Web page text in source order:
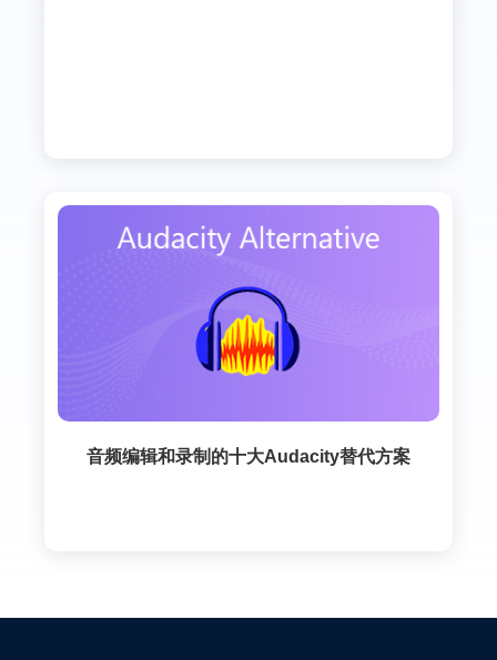
音频编辑和录制的十大Audacity替代方案